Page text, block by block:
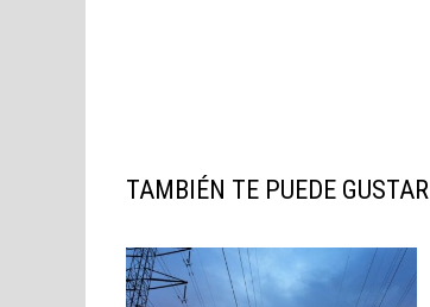
TAMBIÉN TE PUEDE GUSTAR